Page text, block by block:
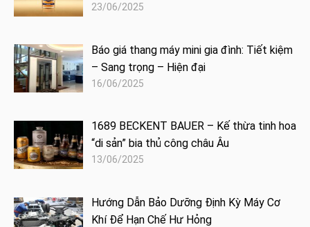
23/06/2025
Báo giá thang máy mini gia đình: Tiết kiệm
– Sang trọng – Hiện đại
16/06/2025
1689 BECKENT BAUER – Kế thừa tinh hoa
“di sản” bia thủ công châu Âu
13/06/2025
Hướng Dẫn Bảo Dưỡng Định Kỳ Máy Cơ
Khí Để Hạn Chế Hư Hỏng